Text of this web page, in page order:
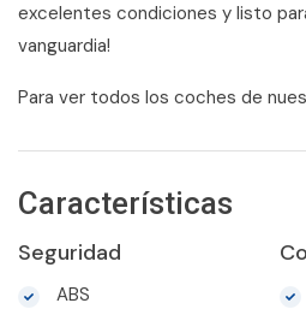
excelentes condiciones y listo
vanguardia!
Para ver todos los coches de
Características
Seguridad
ABS